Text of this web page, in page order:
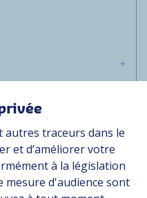
autres traceurs dans le
et d’améliorer votre
à la législation
mesure d'audience sont